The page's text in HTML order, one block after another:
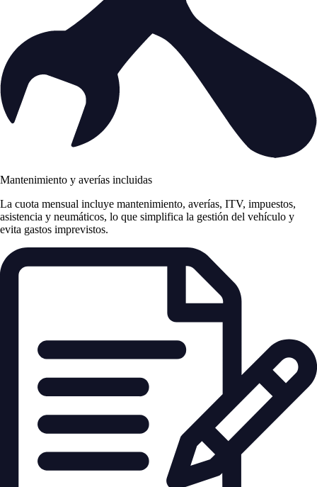
Mantenimiento y averías incluidas
La cuota mensual incluye mantenimiento, averías, ITV, impuestos,
asistencia y neumáticos, lo que simplifica la gestión del vehículo y
evita gastos imprevistos.